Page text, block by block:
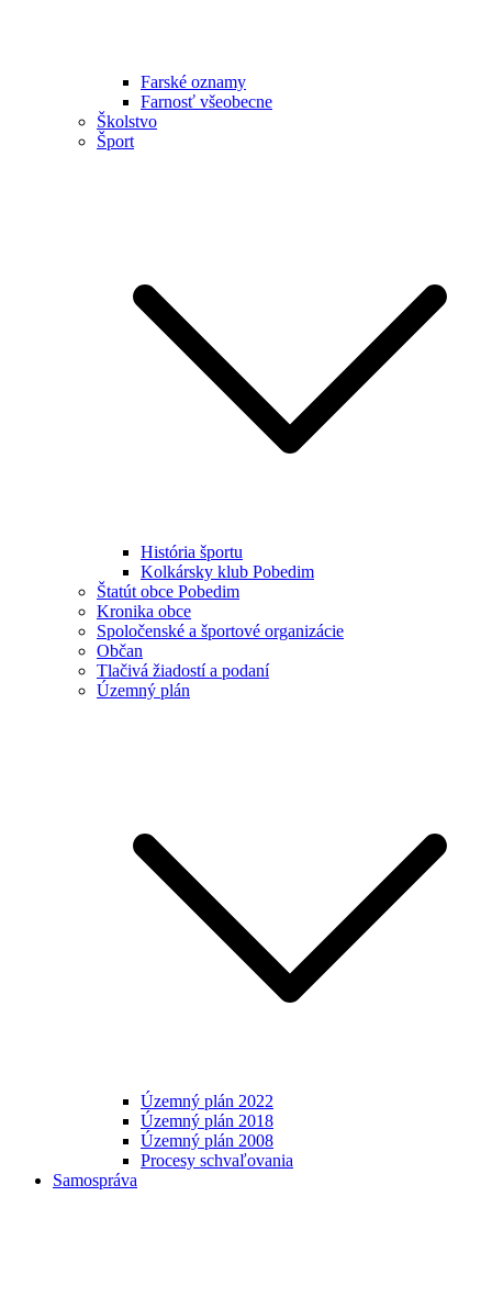
Farské oznamy
Farnosť všeobecne
Školstvo
Šport
História športu
Kolkársky klub Pobedim
Štatút obce Pobedim
Kronika obce
Spoločenské a športové organizácie
Občan
Tlačivá žiadostí a podaní
Územný plán
Územný plán 2022
Územný plán 2018
Územný plán 2008
Procesy schvaľovania
Samospráva